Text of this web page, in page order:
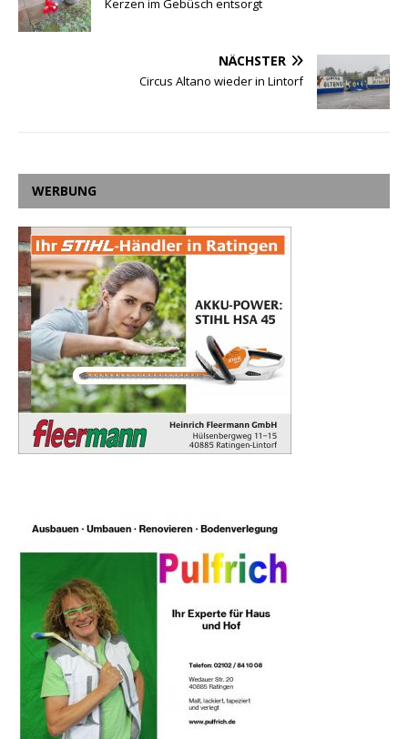
Kerzen im Gebüsch entsorgt
NÄCHSTER
Circus Altano wieder in Lintorf
WERBUNG